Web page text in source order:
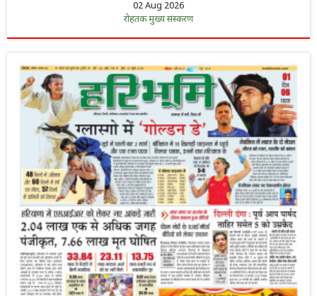
02 Aug 2026
रोहतक मुख्य संस्करण